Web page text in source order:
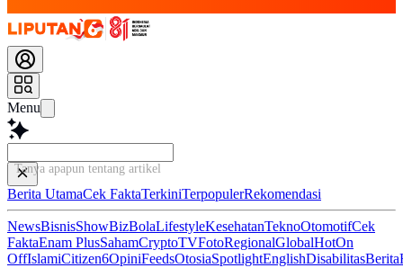
Menu
Tanya apapun tentang artikel ini...
Berita UtamaCek FaktaTerkiniTerpopulerRekomendasi
NewsBisnisShowBizBolaLifestyleKesehatanTeknoOtomotifCek
FaktaEnam PlusSahamCryptoTVFotoRegionalGlobalHotOn
OffIslamiCitizen6OpiniFeedsOtosiaSpotlightEnglishDisabilitasBerita